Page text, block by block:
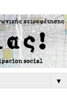
▼